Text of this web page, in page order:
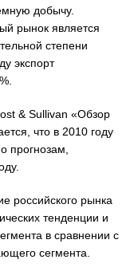
добычу.
рынок является
степени
экспорт
& Sullivan «Обзор
что в 2010 году
прогнозам,
российского рынка
тенденции и
в сравнении с
сегмента.